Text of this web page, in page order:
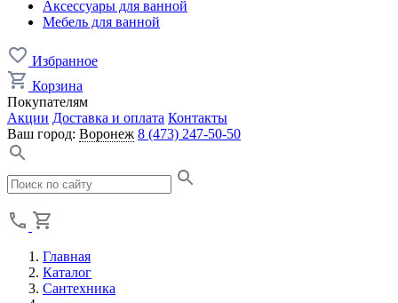
Аксессуары для ванной
Мебель для ванной
Избранное
Корзина
Покупателям
Акции Доставка и оплата Контакты
Ваш город: Воронеж 8 (473) 247-50-50
Главная
Каталог
Сантехника